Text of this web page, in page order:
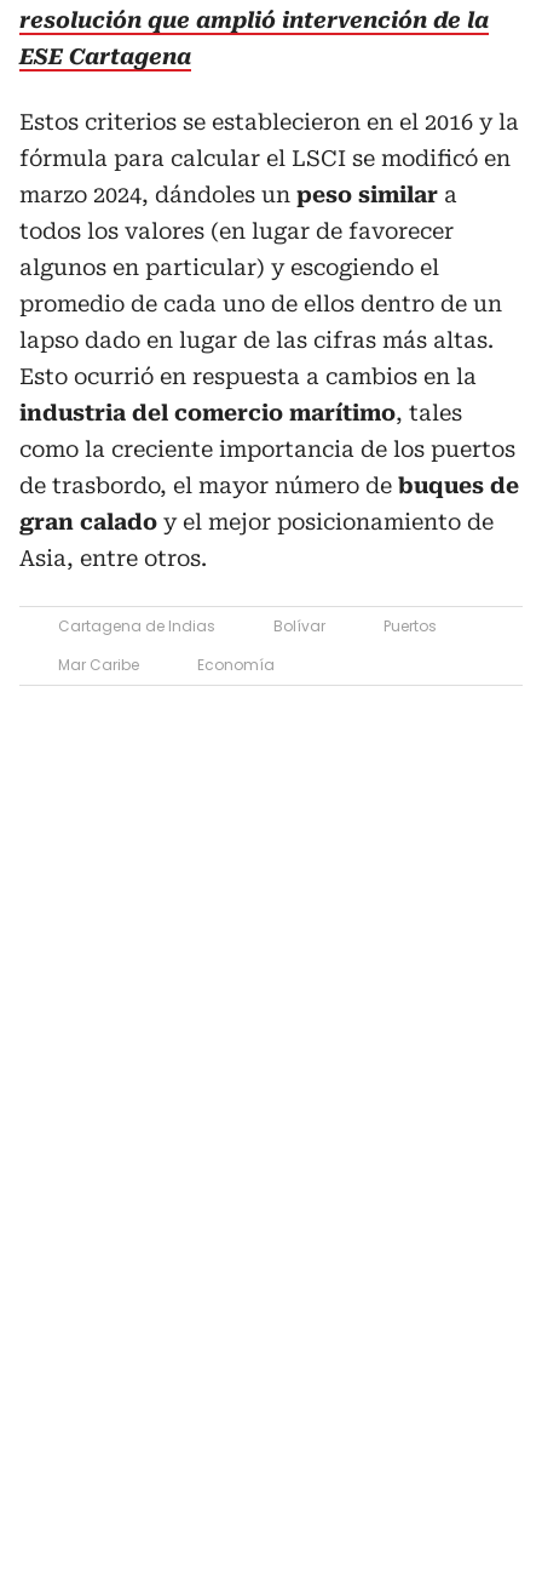
resolución que amplió intervención de la
ESE Cartagena
Estos criterios se establecieron en el 2016 y la
fórmula para calcular el LSCI se modificó en
marzo 2024, dándoles un peso similar a
todos los valores (en lugar de favorecer
algunos en particular) y escogiendo el
promedio de cada uno de ellos dentro de un
lapso dado en lugar de las cifras más altas.
Esto ocurrió en respuesta a cambios en la
industria del comercio marítimo, tales
como la creciente importancia de los puertos
de trasbordo, el mayor número de buques de
gran calado y el mejor posicionamiento de
Asia, entre otros.
Cartagena de Indias Bolívar
Puertos
Mar Caribe
Economía